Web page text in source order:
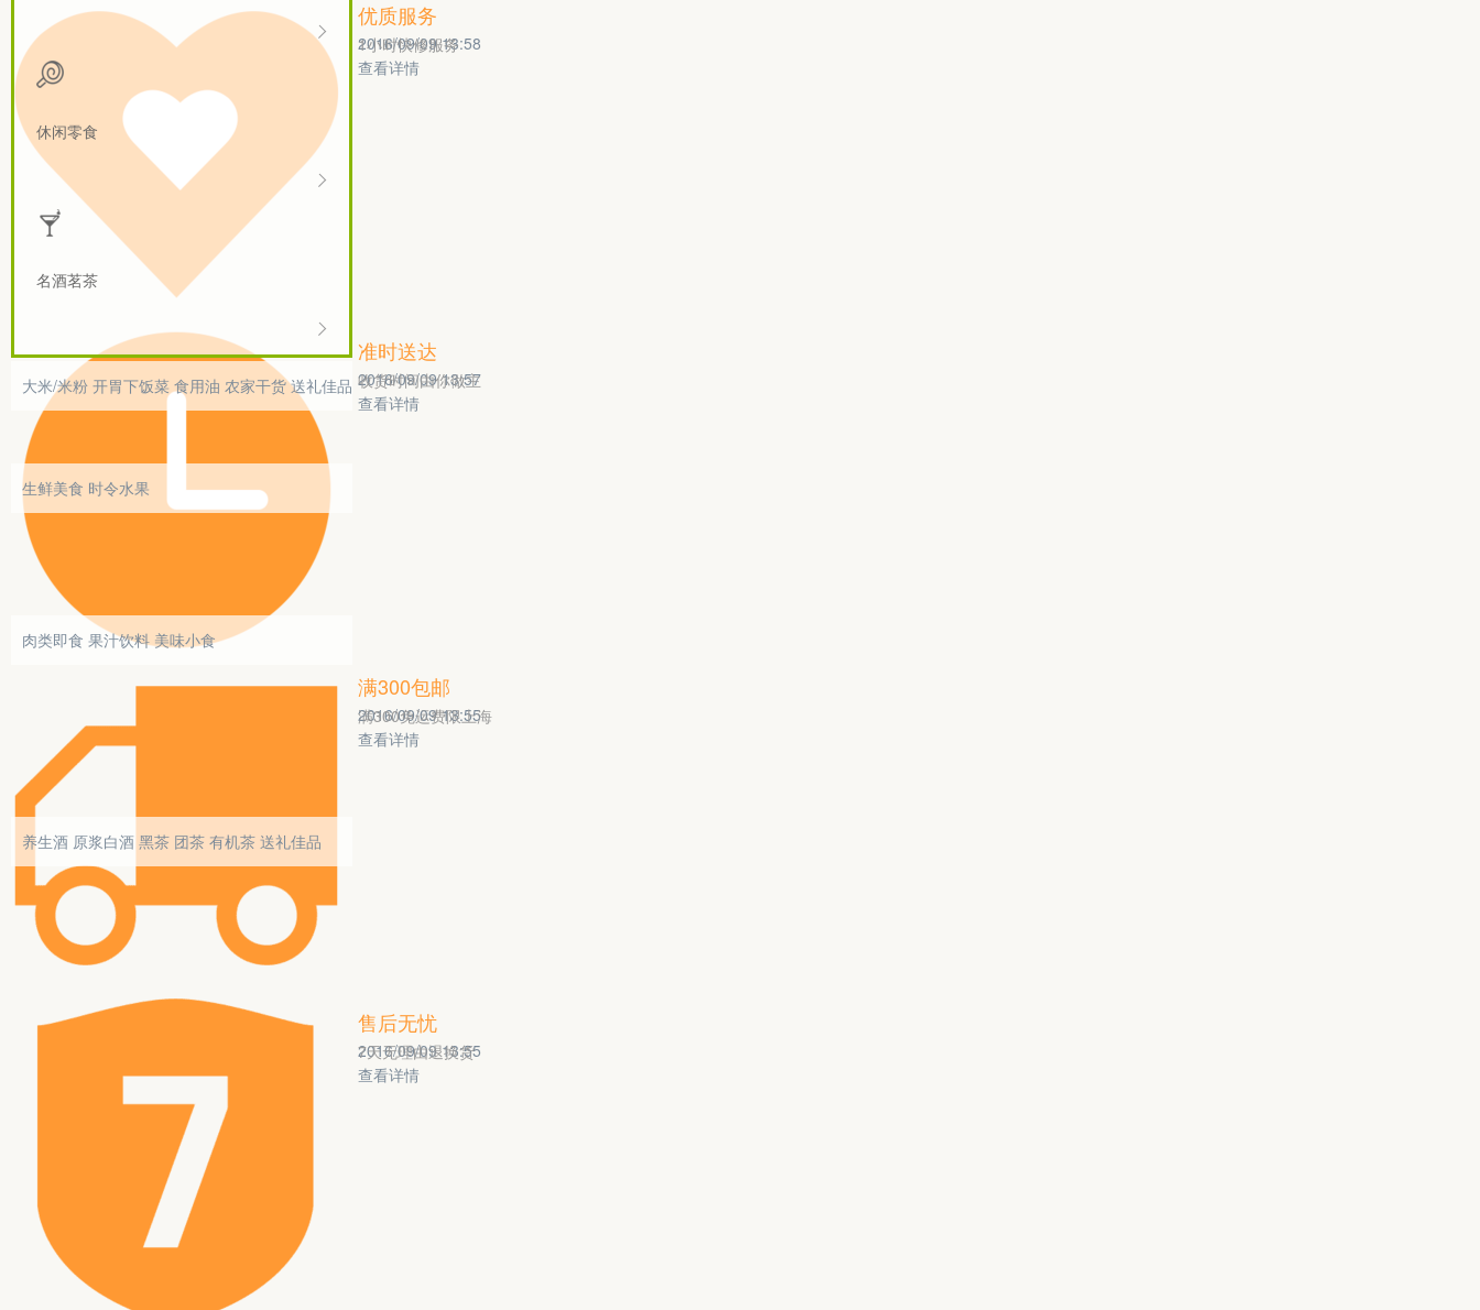
休闲零食
名酒茗茶
大米/米粉 开胃下饭菜 食用油 农家干货 送礼佳品
生鲜美食 时令水果
肉类即食 果汁饮料 美味小食
养生酒 原浆白酒 黑茶 团茶 有机茶 送礼佳品
优质服务
2016/09/09 13:58
1小时快修服务
查看详情
准时送达
2016/09/09 13:57
收货时间由你做主
查看详情
满300包邮
2016/09/09 13:55
满300免运费限上海
查看详情
售后无忧
2016/09/09 13:55
7天无理由退换货
查看详情